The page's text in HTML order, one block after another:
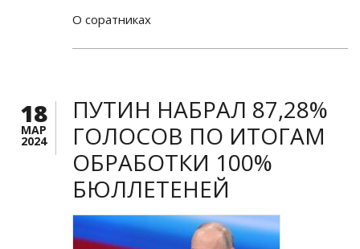
О соратниках
18
МАР
2024
ПУТИН НАБРАЛ 87,28%
ГОЛОСОВ ПО ИТОГАМ
ОБРАБОТКИ 100%
БЮЛЛЕТЕНЕЙ